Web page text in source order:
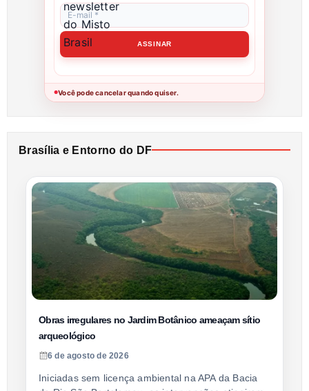
●Você pode cancelar quando quiser.
Brasília e Entorno do DF
Obras irregulares no Jardim Botânico ameaçam sítio
arqueológico
6 de agosto de 2026
Iniciadas sem licença ambiental na APA da Bacia